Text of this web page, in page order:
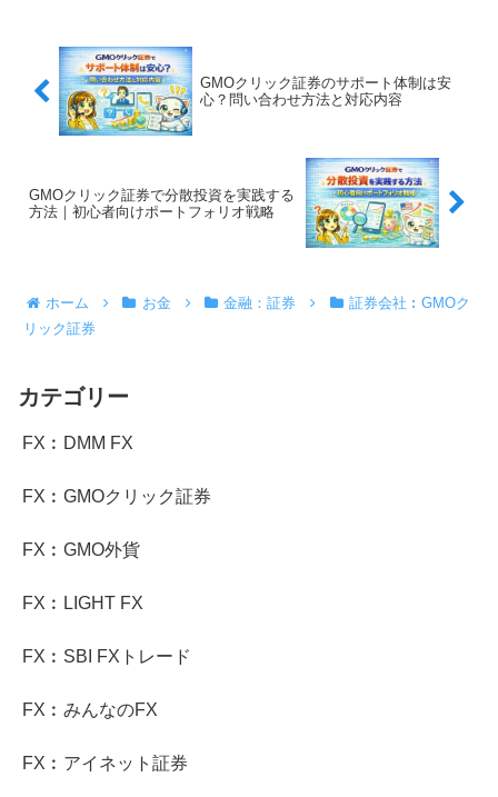
GMOクリック証券のサポート体制は安
心？問い合わせ方法と対応内容
GMOクリック証券で分散投資を実践する
方法｜初心者向けポートフォリオ戦略
ホーム お金 金融：証券
証券会社︰GMOク
リック証券
カテゴリー
FX︰DMM FX
FX︰GMOクリック証券
FX︰GMO外貨
FX︰LIGHT FX
FX︰SBI FXトレード
FX︰みんなのFX
FX︰アイネット証券